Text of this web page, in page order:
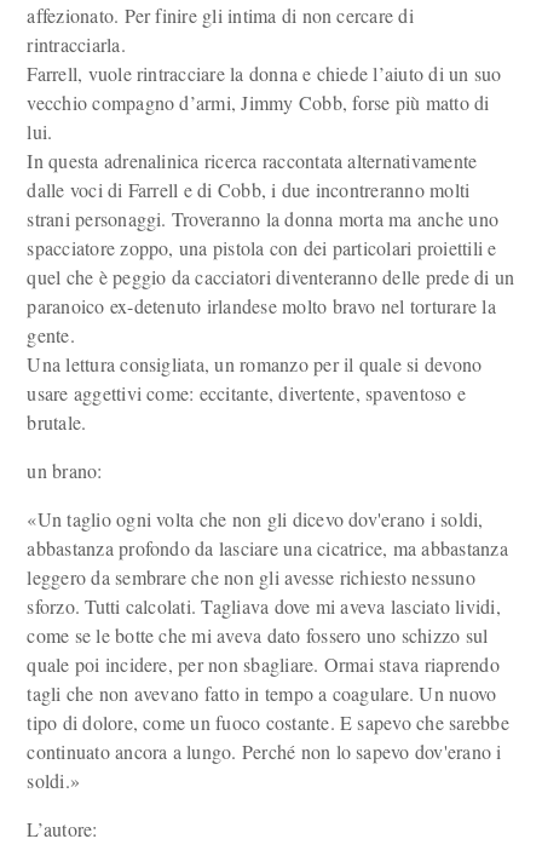
affezionato. Per finire gli intima di non cercare di
rintracciarla.
Farrell, vuole rintracciare la donna e chiede l’aiuto di un suo
vecchio compagno d’armi, Jimmy Cobb, forse più matto di
lui.
In questa adrenalinica ricerca raccontata alternativamente
dalle voci di Farrell e di Cobb, i due incontreranno molti
strani personaggi. Troveranno la donna morta ma anche uno
spacciatore zoppo, una pistola con dei particolari proiettili e
quel che è peggio da cacciatori diventeranno delle prede di un
paranoico ex-detenuto irlandese molto bravo nel torturare la
gente.
Una lettura consigliata, un romanzo per il quale si devono
usare aggettivi come: eccitante, divertente, spaventoso e
brutale.
un brano:
«Un taglio ogni volta che non gli dicevo dov'erano i soldi,
abbastanza profondo da lasciare una cicatrice, ma abbastanza
leggero da sembrare che non gli avesse richiesto nessuno
sforzo. Tutti calcolati. Tagliava dove mi aveva lasciato lividi,
come se le botte che mi aveva dato fossero uno schizzo sul
quale poi incidere, per non sbagliare. Ormai stava riaprendo
tagli che non avevano fatto in tempo a coagulare. Un nuovo
tipo di dolore, come un fuoco costante. E sapevo che sarebbe
continuato ancora a lungo. Perché non lo sapevo dov'erano i
soldi.»
L’autore: